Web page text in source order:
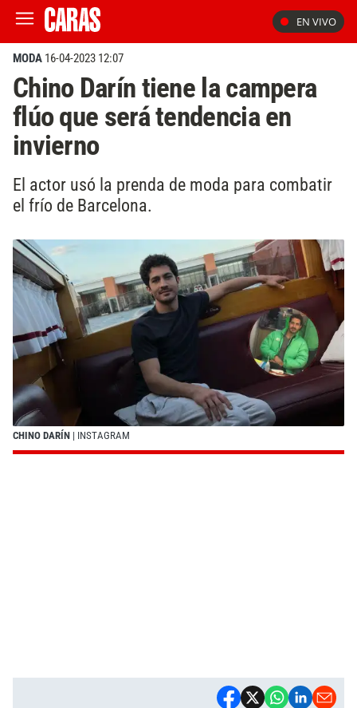
EN VIVO
MODA 16-04-2023 12:07
Chino Darín tiene la campera
flúo que será tendencia en
invierno
El actor usó la prenda de moda para combatir
el frío de Barcelona.
CHINO DARÍN | INSTAGRAM